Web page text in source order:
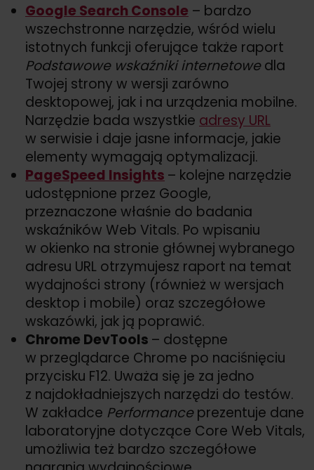
Google Search Console – bardzo
wszechstronne narzędzie, wśród wielu
istotnych funkcji oferujące także raport
Podstawowe wskaźniki internetowedla
Twojej strony w wersji zarówno
desktopowej, jak i na urządzenia mobilne.
Narzędzie bada wszystkie adresy URL
w serwisie i daje jasne informacje, jakie
elementy wymagają optymalizacji.
PageSpeed Insights– kolejne narzędzie
udostępnione przez Google,
przeznaczone właśnie do badania
wskaźników Web Vitals. Po wpisaniu
w okienko na stronie głównej wybranego
adresu URL otrzymujesz raport na temat
wydajności strony (również w wersjach
desktop i mobile) oraz szczegółowe
wskazówki, jak ją poprawić.
Chrome DevTools – dostępne
w przeglądarce Chrome po naciśnięciu
przycisku F12. Uważa się je za jedno
z najdokładniejszych narzędzi do testów.
W zakładce Performanceprezentuje dane
laboratoryjne dotyczące Core Web Vitals,
umożliwia też bardzo szczegółowe